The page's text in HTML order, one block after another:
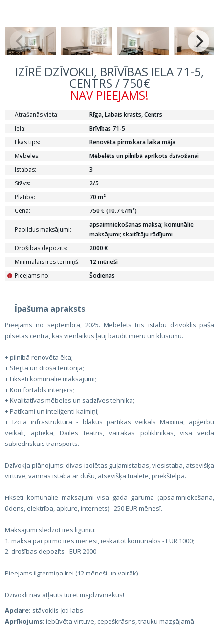
IZĪRĒ DZĪVOKLI, BRĪVĪBAS IELA 71-5,
CENTRS / 750€
NAV PIEEJAMS!
Atrašanās vieta:
Rīga, Labais krasts, Centrs
Iela:
Brīvības 71-5
Ēkas tips:
Renovēta pirmskara laika māja
Mēbeles:
Mēbelēts un pilnībā aprīkots dzīvošanai
Istabas:
3
Stāvs:
2/5
Platība:
70 m²
Cena:
750 € (10.7 €/m²)
Papildus maksājumi:
apsaimniekošanas maksa; komunālie
maksājumi; skaitītāju rādījumi
Drošības depozīts:
2000 €
Minimālais īres termiņš:
12 mēneši
Pieejams no:
i Šodienas
Īpašuma apraksts
Pieejams no septembra, 2025. Mēbelēts trīs istabu dzīvoklis pašā
pilsētas centrā, kas vienlaikus ļauj baudīt mieru un klusumu.
+ pilnībā renovēta ēka;
+ Slēgta un droša teritorija;
+ Fiksēti komunālie maksājumi;
+ Komfortabls interjers;
+ Kvalitatīvas mēbeles un sadzīves tehnika;
+ Patīkami un inteliģenti kaimiņi;
+ Izcila infrastruktūra - blakus pārtikas veikals Maxima, apģērbu
veikali, aptieka, Dailes teātris, vairākas poliklīnikas, visa veida
sabiedriskais transports.
Dzīvokļa plānojums: divas izolētas guļamistabas, viesistaba, atsevišķa
virtuve, vannas istaba ar dušu, atsevišķa tualete, priekštelpa.
Fiksēti komunālie maksājumi visa gada garumā (apsaimniekošana,
ūdens, elektrība, apkure, internets) - 250 EUR mēnesī.
Maksājumi slēdzot īres līgumu:
1. maksa par pirmo īres mēnesi, ieskaitot komunālos - EUR 1000;
2. drošības depozīts - EUR 2000
Pieejams ilgtermiņa īrei (12 mēneši un vairāk).
Dzīvoklī nav atļauts turēt mājdzīvniekus!
Apdare: stāvoklis ļoti labs
Aprīkojums: iebūvēta virtuve, cepeškrāsns, trauku mazgājamā